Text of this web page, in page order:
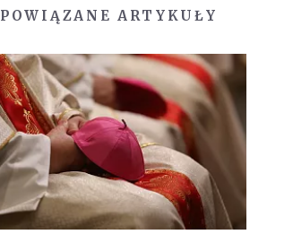
POWIĄZANE ARTYKUŁY